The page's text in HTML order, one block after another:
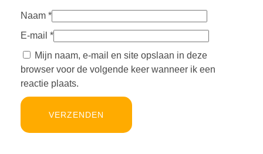
Naam *
E-mail *
Mijn naam, e-mail en site opslaan in deze
browser voor de volgende keer wanneer ik een
reactie plaats.